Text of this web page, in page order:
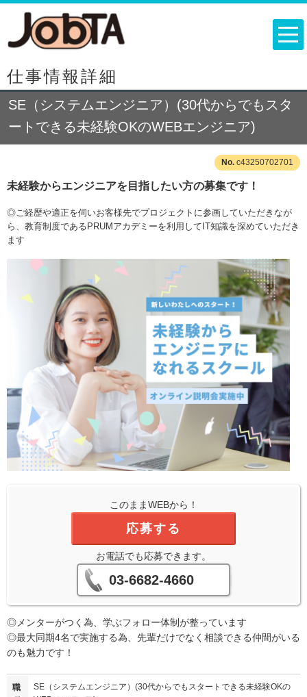
仕事情報詳細
SE（システムエンジニア）(30代からでもスタ
ートできる未経験OKのWEBエンジニア)
c43250702701
未経験からエンジニアを目指したい方の募集です！
◎ご経歴や適正を伺いお客様先でプロジェクトに参画していただきなが
ら、教育制度であるPRUMアカデミーを利用してIT知識を深めていただき
ます
このままWEBから！
応募する
お電話でも応募できます。
03-6682-4660
◎メンターがつく為、学ぶフォロー体制が整っています
◎最大同期4名で実施する為、先輩だけでなく相談できる仲間がいる
のも魅力です！
職
SE（システムエンジニア）(30代からでもスタートできる未経験OKの